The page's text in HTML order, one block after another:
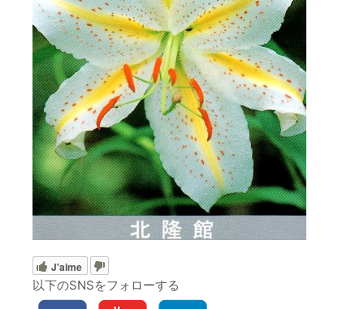
J'aime
以下のSNSをフォローする